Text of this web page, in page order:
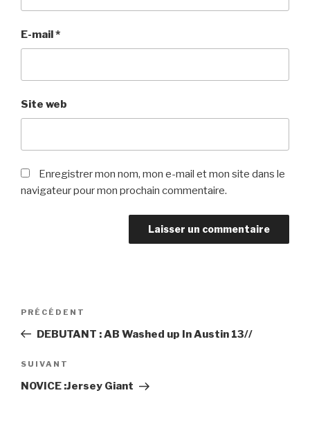
E-mail*
Site web
Enregistrer mon nom, mon e-mail et mon site dans le
navigateur pour mon prochain commentaire.
Navigation
l’article
Article
précédent
PRÉCÉDENT
DEBUTANT : AB Washed up In Austin 13//
Article
suivant
SUIVANT
NOVICE :Jersey Giant